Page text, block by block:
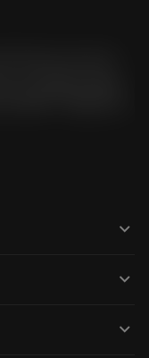
keyboard_arrow_down
keyboard_arrow_down
keyboard_arrow_down